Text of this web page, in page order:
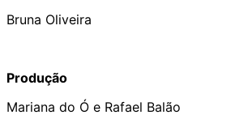
Bruna Oliveira
Produção
Mariana do Ó e Rafael Balão